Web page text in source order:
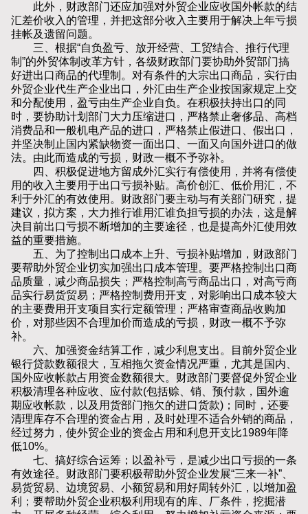
此外，财政部门还应加强对外贸企业应收国外帐款的结
汇差价收入的管理，并把这部分收入主要用于解决上年亏损
挂帐及遗留问题。
三、根据“自负盈亏、放开经营、工贸结合、推行代理
制”的外贸体制改革方针，各级财政部门要协助外贸部门搞
好进出口商品的代理制。对有条件的大宗出口商品，实行由
外贸企业代生产企业出口，外汇由生产企业按国家规定上交
和分配使用，盈亏由生产企业自负。在积极扶持出口的同
时，要协助计划部门大力压缩进口，严格禁止奢侈品、高档
消费品和一般机电产品的进口，严格禁止假进口、假出口，
并坚决制止国内紧缺物资一面出口、一面又向国外进口的做
法。由此而造成的亏损，财政一概不予弥补。
四、积极促进地方留成外汇实行有偿使用，并将有偿使
用的收入主要用于出口亏损补贴。高价创汇、低价用汇，不
利于外汇的有效使用。财政部门要主动与有关部门研究，提
建议，拟方案，大力推行谁用汇谁负担亏损的办法，这是解
决目前出口亏损不断增加的主要途径，也是提高外汇使用效
益的重要措施。
五、为了控制出口成本上升、亏损补贴增加，财政部门
要帮助外贸企业切实加强出口成本管理。要严格控制出口商
品质量，减少商品损失；严格控制高亏商品出口，对高亏商
品实行易货贸易；严格控制费用开支，对影响出口成本较大
的主要费用开支项目实行定额管理；严格审查商品收购加
价，对那些因不合理加价而造成的亏损，财政一概不予弥
补。
六、加强资金结算工作，减少利息支出。目前外贸企业
银行贷款数额很大，互相拖欠资金情况严重，尤其是国内、
国外应收帐款占用资金数额很大。财政部门要督促外贸企业
积极清理各种应收、应付款(包括赊、销、预付款，国外逾
期应收帐款，以及用货部门拖欠的进口货款)；同时，还要
清理库存不合理的资金占用，及时处理不适合外销的商品，
经过努力，使外贸企业的资金占用和利息开支比1989年降
低10%。
七、搞好综合运筹；以盈补亏，是减少出口亏损的一条
有效途径。财政部门要积极帮助外贸企业发展“三来一补”、
易货贸易、边境贸易、小额贸易和用好周转外汇，以增加盈
利；要帮助外贸企业积极利用现有的库、厂条件，挖掘潜